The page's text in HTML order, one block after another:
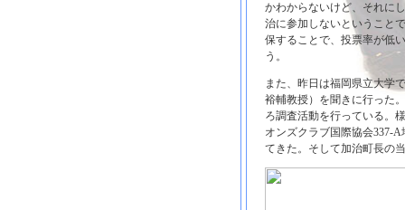
かわからないけど、それに
治に参加しないということ
保することで、投票率が低
う。
また、昨日は福岡県立大学
裕輔教授）を聞きに行った
ろ調査活動を行っている。
オンズクラブ国際協会337-
てきた。そして加治町長の